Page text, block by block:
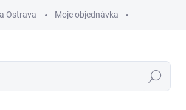
Ostrava Moje objednávka
Hledat